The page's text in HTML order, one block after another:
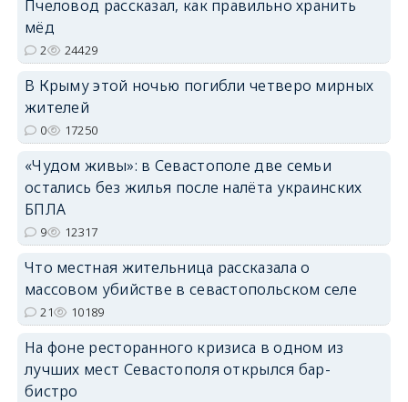
Пчеловод рассказал, как правильно хранить
мёд
2 24429
В Крыму этой ночью погибли четверо мирных
жителей
0 17250
«Чудом живы»: в Севастополе две семьи
остались без жилья после налёта украинских
БПЛА
9 12317
Что местная жительница рассказала о
массовом убийстве в севастопольском селе
21 10189
На фоне ресторанного кризиса в одном из
лучших мест Севастополя открылся бар-
бистро